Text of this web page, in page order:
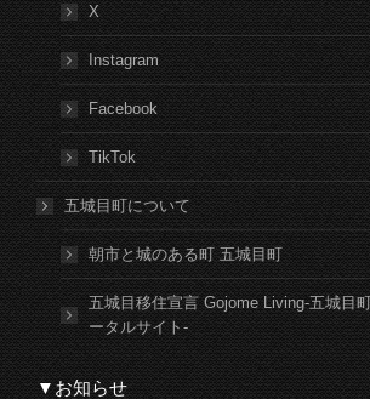
X
Instagram
Facebook
TikTok
五城目町について
朝市と城のある町 五城目町
五城目移住宣言 Gojome Living-五城目
ータルサイト-
▼お知らせ